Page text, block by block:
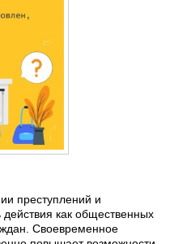
преступлений и
как общественных
Своевременное